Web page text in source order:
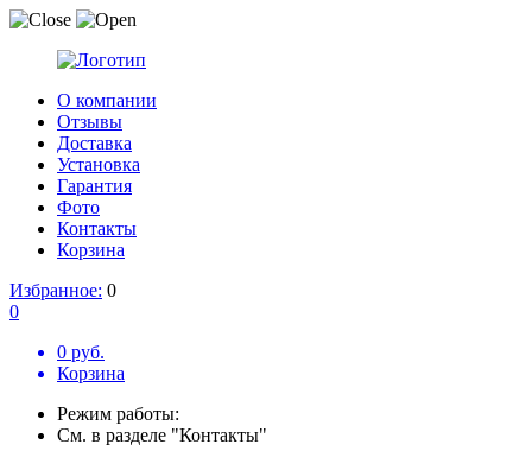
О компании
Отзывы
Доставка
Установка
Гарантия
Фото
Контакты
Корзина
Избранное: 0
0
0 руб.
Корзина
Режим работы:
См. в разделе "Контакты"